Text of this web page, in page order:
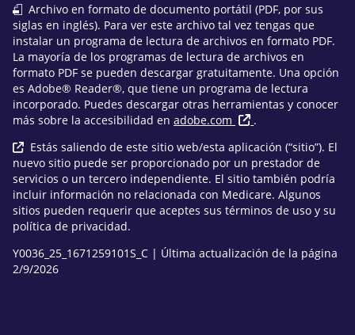
Archivo en formato de documento portátil (PDF, por sus
siglas en inglés). Para ver este archivo tal vez tengas que
instalar un programa de lectura de archivos en formato PDF.
La mayoría de los programas de lectura de archivos en
formato PDF se pueden descargar gratuitamente. Una opción
es Adobe® Reader®, que tiene un programa de lectura
incorporado. Puedes descargar otras herramientas y conocer
más sobre la accesibilidad en adobe.com
.
Estás saliendo de este sitio web/esta aplicación (“sitio”). El
nuevo sitio puede ser proporcionado por un prestador de
servicios o un tercero independiente. El sitio también podría
incluir información no relacionada con Medicare. Algunos
sitios pueden requerir que aceptes sus términos de uso y su
política de privacidad.
Y0036_25_1671259101S_C | Última actualización de la página
2/9/2026